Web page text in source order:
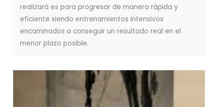
realizará es para progresar de manera rápida y
eficiente siendo entrenamientos intensivos
encaminados a conseguir un resultado real en el
menor plazo posible.